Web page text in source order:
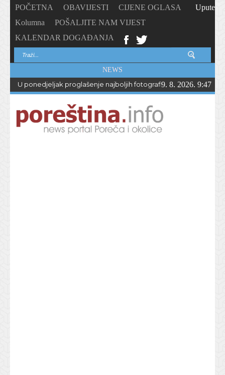
POČETNA OBAVIJESTI
CIJENE OGLASA
Kolumna
POŠALJITE NAM VIJEST
KALENDAR DOGAĐANJA
Upute
NEWS
U ponedjeljak proglašenje najboljih fotografija – PhotoCity2026
9. 8. 2026. 9:47